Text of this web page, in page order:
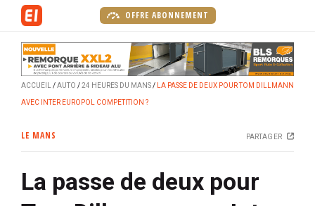
OFFRE ABONNEMENT
ACCUEIL AUTO 24 HEURES DU MANS LA PASSE DE DEUX POUR TOM DILLMANN
AVEC INTER EUROPOL COMPETITION ?
LE MANS PARTAGER
La passe de deux pour